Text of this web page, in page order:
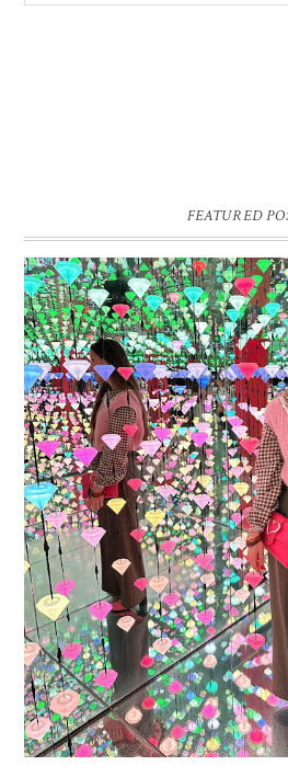
FEATURED
16 JAAR SPRINKLES ON
Vandaag is het weer zo’n moment
pauzeknop duw, want Sprinkles on a
Dat blijft ...